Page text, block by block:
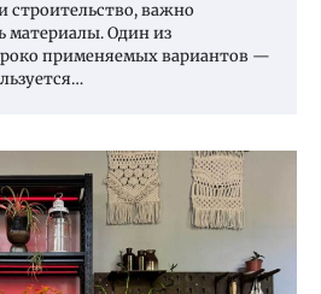
строительство, важно
материалы. Один из
применяемых вариантов —